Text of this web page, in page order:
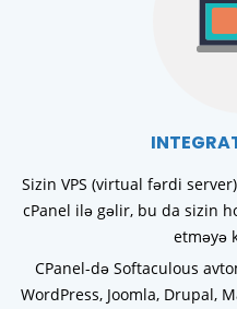
Sizin VPS (virtual fərdi
cPanel ilə gəlir, bu da sizin
etməyə
CPanel-də Softaculous
WordPress, Joomla, Drupal,